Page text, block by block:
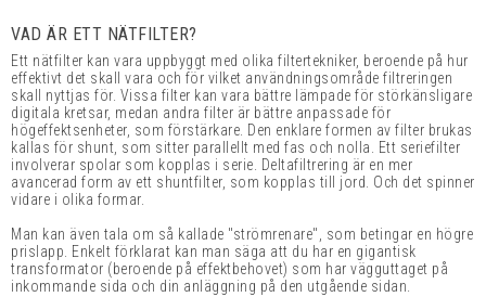
VAD ÄR ETT NÄTFILTER?
Ett nätfilter kan vara uppbyggt med olika filtertekniker, beroende på hur
effektivt det skall vara och för vilket användningsområde filtreringen
skall nyttjas för. Vissa filter kan vara bättre lämpade för störkänsligare
digitala kretsar, medan andra filter är bättre anpassade för
högeffektsenheter, som förstärkare. Den enklare formen av filter brukas
kallas för shunt, som sitter parallellt med fas och nolla. Ett seriefilter
involverar spolar som kopplas i serie. Deltafiltrering är en mer
avancerad form av ett shuntfilter, som kopplas till jord. Och det spinner
vidare i olika formar.
Man kan även tala om så kallade "strömrenare", som betingar en högre
prislapp. Enkelt förklarat kan man säga att du har en gigantisk
transformator (beroende på effektbehovet) som har vägguttaget på
inkommande sida och din anläggning på den utgående sidan.